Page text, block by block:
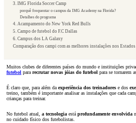
3. IMG Florida Soccer Camp
porquê frequentar o campus da IMG Academy na Florida?
Detalhes do programa
4. Acampamento do New York Red Bulls
5. Campo de futebol do F.C Dallas
6. Campus dos LA Galaxy
Comparação dos campi com as melhores instalações nos
Muitos clubes de diferentes países do mundo e instituições
futebol para recrutarnovas jóias do futebol para se tornarem
É claro que, para além da experiência dos treinadores e dos
treino, também é importante analisar as instalações que cada
crianças para treinar.
No futebol atual, a tecnologia está profundamente envolvida
no cuidado físico dos futebolistas.